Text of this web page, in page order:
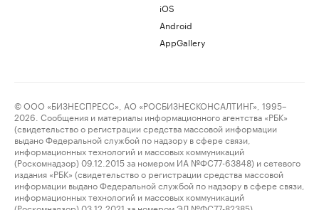
iOS
Android
AppGallery
© ООО «БИЗНЕСПРЕСС», АО «РОСБИЗНЕСКОНСАЛТИНГ», 1995–
2026. Сообщения и материалы информационного агентства «РБК»
(свидетельство о регистрации средства массовой информации
выдано Федеральной службой по надзору в сфере связи,
информационных технологий и массовых коммуникаций
(Роскомнадзор) 09.12.2015 за номером ИА №ФС77-63848) и сетевого
издания «РБК» (свидетельство о регистрации средства массовой
информации выдано Федеральной службой по надзору в сфере связи,
информационных технологий и массовых коммуникаций